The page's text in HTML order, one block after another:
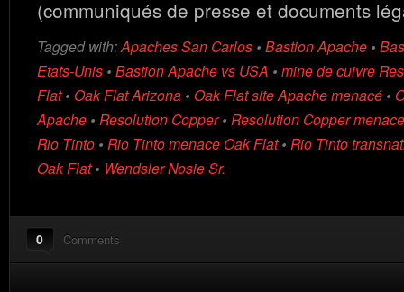
(communiqués de presse et documents
Tagged with:Apaches San Carlos • Bastion Apache •
Etats-Unis • Bastion Apache vs USA • mine de cuivre
Flat• Oak Flat Arizona • Oak Flat site Apache menacé •
Apache • Resolution Copper• Resolution Copper
Rio Tinto • Rio Tinto menace Oak Flat• Rio Tinto
Oak Flat• Wendsler Nosie Sr.
0 Comments